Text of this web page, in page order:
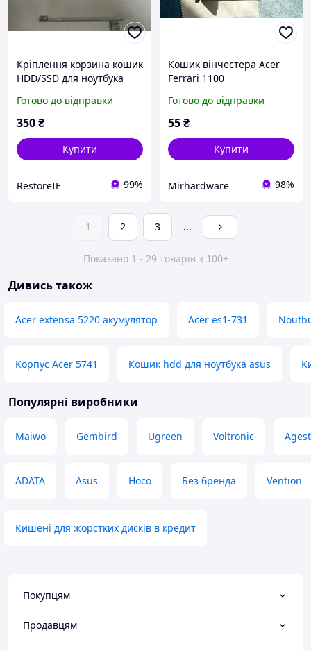
Кріплення корзина кошик
HDD/SSD для ноутбука
AM2ME000500
Готово до відправки
350₴
Купити
RestoreIF 99%
Кошик вінчестера Acer
Ferrari 1100
Готово до відправки
55₴
Купити
Mirhardware 98%
1 2 3 ...
Показано 1 - 29 товарів з 100+
Дивись також
Acer extensa 5220 акумулятор Acer es1-731
Корпус Acer 5741 Кошик hdd для ноутбука asus
Популярні виробники
Maiwo Gembird Ugreen Voltronic
ADATA Asus Hoco Без бренда Vention
Кишені для жорстких дисків в кредит
Покупцям
Продавцям